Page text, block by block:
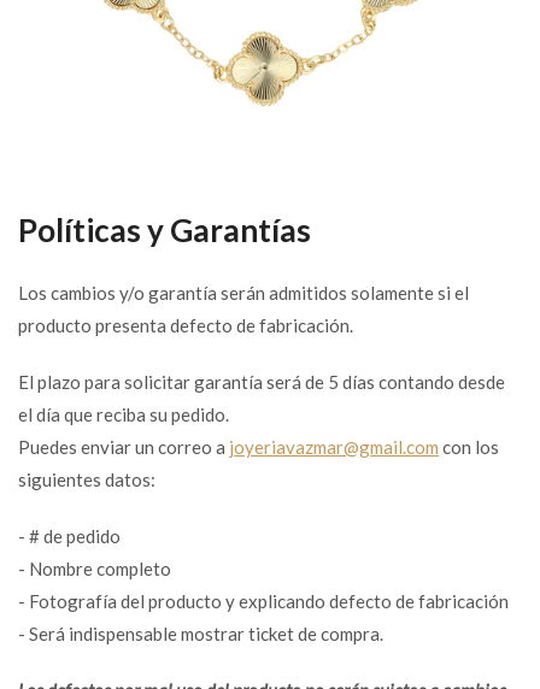
Políticas y Garantías
Los cambios y/o garantía serán admitidos solamente si el
producto presenta defecto de fabricación.
El plazo para solicitar garantía será de 5 días contando desde
el día que reciba su pedido.
Puedes enviar un correo a joyeriavazmar@gmail.com con los
siguientes datos:
- # de pedido
- Nombre completo
- Fotografía del producto y explicando defecto de fabricación
- Será indispensable mostrar ticket de compra.